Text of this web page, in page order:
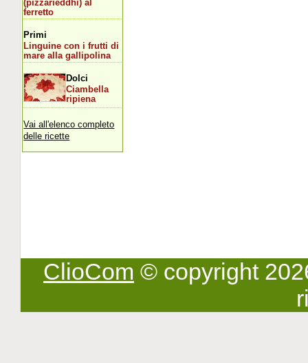
(pizzarieddhi) al
ferretto
Primi
Linguine con i frutti di
mare alla gallipolina
Dolci
Ciambella
ripiena
Vai all'elenco completo
delle ricette
ClioCom © copyright